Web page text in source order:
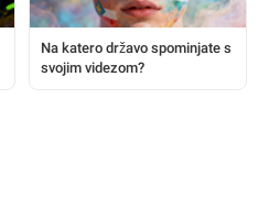
Na katero državo spominjate s
svojim videzom?